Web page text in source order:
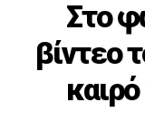
ΣΥΝΔΕΣΜΟΙ
Στο
βίντεο